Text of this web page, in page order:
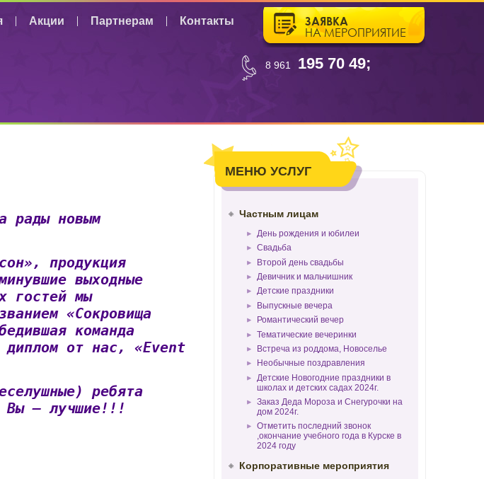
Акции Партнерам Контакты
ЗАЯВКА
НА МЕРОПРИЯТИЕ
8 961 195 70 49;
рады новым
продукция
выходные
гостей мы
«Сокровища
команда
диплом от нас, «Event
ребята
Вы – лучшие!!!
МЕНЮ УСЛУГ
Частным лицам
День рождения и юбилеи
Свадьба
Второй день свадьбы
Девичник и мальчишник
Детские праздники
Выпускные вечера
Романтический вечер
Тематические вечеринки
Встреча из роддома, Новоселье
Необычные поздравления
Детские Новогодние праздники в
школах и детских садах 2024г.
Заказ Деда Мороза и Снегурочки на
дом 2024г.
Отметить последний звонок
,окончание учебного года в Курске в
2024 году
Корпоративные мероприятия